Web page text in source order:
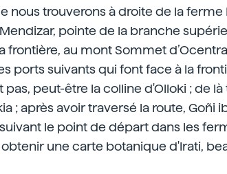
nous trouverons à droite de la
pointe de la branche
frontière, au mont Sommet
ports suivants qui font face à la
pas, peut-être la colline d'Olloki ; de
; après avoir traversé la route, Goñi
le point de départ dans les
une carte botanique d'Irati,